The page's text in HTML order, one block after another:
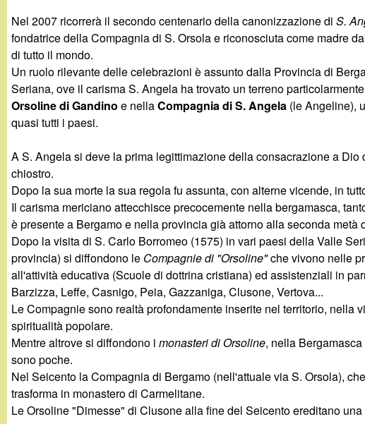
g
a
n
d
i
n
o
.
i
t
Nel 2007 ricorrerà il secondo centenario della canonizzazione diS.
fondatrice della Compagnia di S. Orsola e riconosciuta come madre
di tutto il mondo.
Un ruolo rilevante delle celebrazioni è assunto dalla Provincia di
Seriana, ove il carisma S. Angela ha trovato un terreno
Orsoline di Gandino e nellaCompagnia di S. Angela (le Angeline),
quasi tutti i paesi.
A S. Angela si deve la prima legittimazione della consacrazione a
chiostro.
Dopo la sua morte la sua regola fu assunta, con alterne vicende, in
Il carisma mericiano attecchisce precocemente nella bergamasca,
è presente a Bergamo e nella provincia già attorno alla seconda metà
Dopo la visita di S. Carlo Borromeo (1575) in vari paesi della Valle
provincia) si diffondono le Compagnie di "Orsoline"che vivono nelle
all'attività educativa (Scuole di dottrina cristiana) ed assistenziali in
Barzizza, Leffe, Casnigo, Peia, Gazzaniga, Clusone, Vertova...
Le Compagnie sono realtà profondamente inserite nel territorio, nella
spiritualità popolare.
Mentre altrove si diffondono imonasteri di Orsoline, nella
sono poche.
Nel Seicento la Compagnia di Bergamo (nell'attuale via S. Orsola),
trasforma in monastero di Carmelitane.
Le Orsoline "Dimesse" di Clusone alla fine del Seicento ereditano